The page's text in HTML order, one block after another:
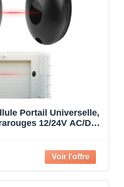
Portail Universelle,
12/24V AC/DC,